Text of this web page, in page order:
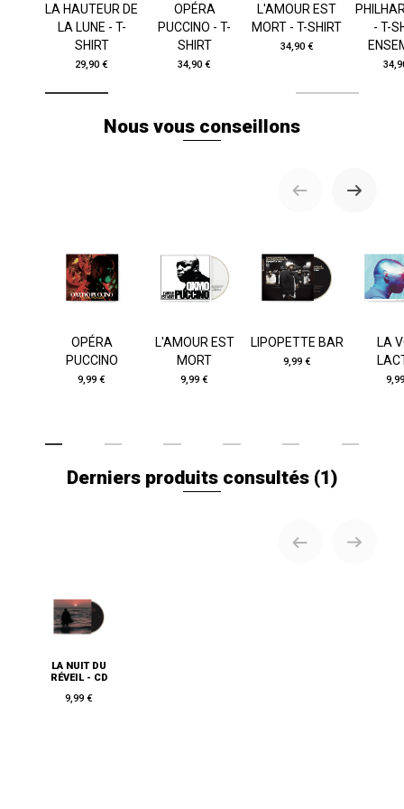
LA HAUTEUR DE
LA LUNE - T-
SHIRT
29,90 €
OPÉRA
PUCCINO - T-
SHIRT
34,90 €
L'AMOUR EST
MORT - T-SHIRT
34,90 €
- T-
Nous vous conseillons
OPÉRA
PUCCINO
9,99 €
L'AMOUR EST
MORT
9,99 €
LIPOPETTE BAR
9,99 €
LA
Derniers produits consultés (1)
LA NUIT DU
RÉVEIL - CD
9,99 €